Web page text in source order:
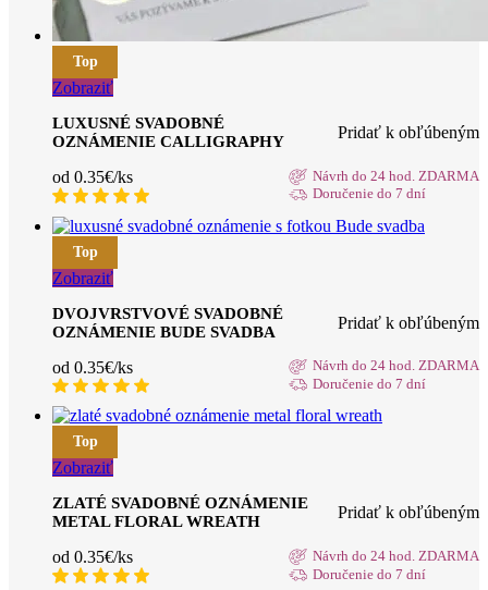
Top
Zobraziť
LUXUSNÉ SVADOBNÉ
OZNÁMENIE CALLIGRAPHY
Pridať k obľúbeným
od 0.35€/ks
Návrh do 24 hod. ZDARMA
Doručenie do 7 dní
Top
Zobraziť
DVOJVRSTVOVÉ SVADOBNÉ
OZNÁMENIE BUDE SVADBA
Pridať k obľúbeným
od 0.35€/ks
Návrh do 24 hod. ZDARMA
Doručenie do 7 dní
Top
Zobraziť
ZLATÉ SVADOBNÉ OZNÁMENIE
METAL FLORAL WREATH
Pridať k obľúbeným
od 0.35€/ks
Návrh do 24 hod. ZDARMA
Doručenie do 7 dní